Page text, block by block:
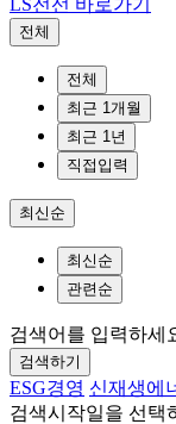
LS전선 바로가기
전체
전체
최근 1개월
최근 1년
직접입력
최신순
최신순
관련순
검색어를 입력하세
검색하기
ESG경영 신재생에
검색시작일을 선택